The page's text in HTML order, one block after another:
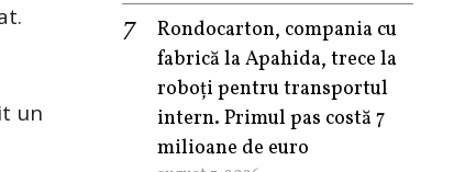
un
Rondocarton, compania cu
fabrică la Apahida, trece la
roboți pentru transportul
intern. Primul pas costă 7
milioane de euro